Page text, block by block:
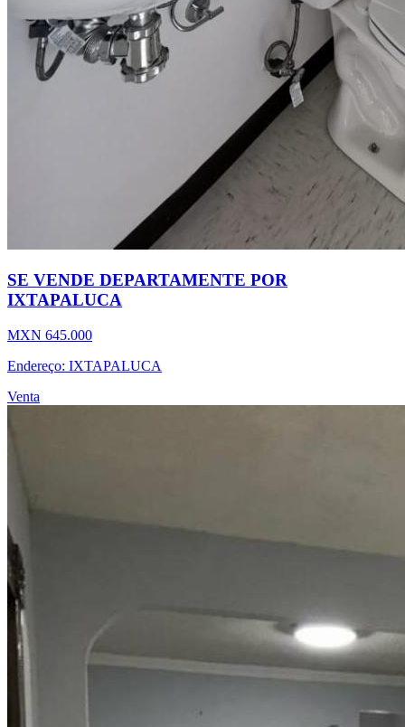
SE VENDE DEPARTAMENTE POR
IXTAPALUCA
MXN 645.000
Endereço: IXTAPALUCA
Venta